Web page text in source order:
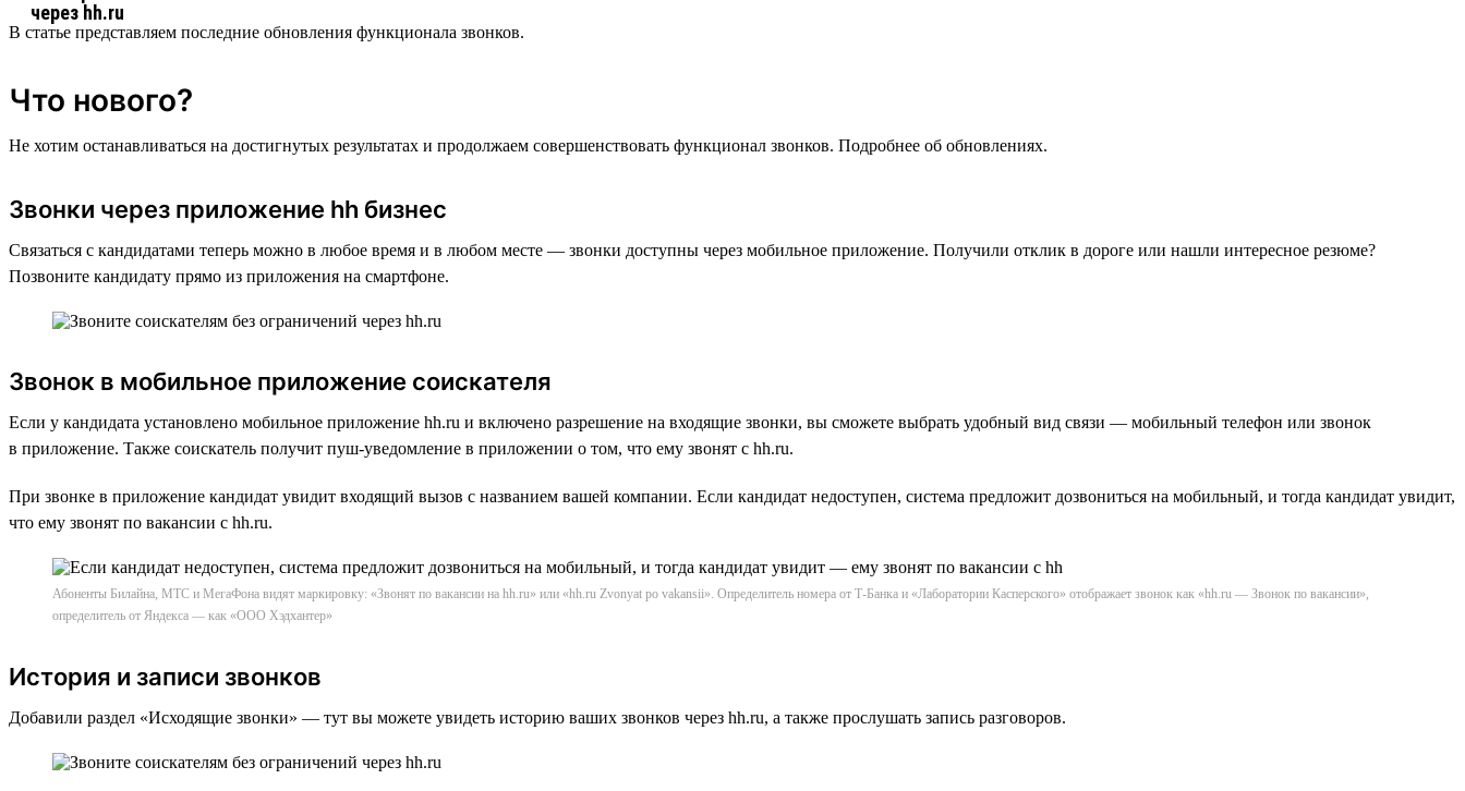
В статье представляем последние обновления функционала звонков.
Что нового?
Не хотим останавливаться на достигнутых результатах и продолжаем совершенствовать функционал звонков. Подробнее об обновлениях.
Звонки через приложение hh бизнес
Связаться с кандидатами теперь можно в любое время и в любом месте — звонки доступны через мобильное приложение. Получили отклик в дороге или нашли интересное резюме?
Позвоните кандидату прямо из приложения на смартфоне.
Звонок в мобильное приложение соискателя
Если у кандидата установлено мобильное приложение hh.ru и включено разрешение на входящие звонки, вы сможете выбрать удобный вид связи — мобильный телефон или звонок
в приложение. Также соискатель получит пуш-уведомление в приложении о том, что ему звонят с hh.ru.
При звонке в приложение кандидат увидит входящий вызов с названием вашей компании. Если кандидат недоступен, система предложит дозвониться на мобильный, и тогда кандидат увидит,
что ему звонят по вакансии с hh.ru.
Абоненты Билайна, МТС и МегаФона видят маркировку: «Звонят по вакансии на hh.ru» или «hh.ru Zvonyat po vakansii». Определитель номера от Т-Банка и «Лаборатории Касперского» отображает звонок как «hh.ru — Звонок по вакансии»,
определитель от Яндекса — как «ООО Хэдхантер»
История и записи звонков
Добавили раздел «Исходящие звонки» — тут вы можете увидеть историю ваших звонков через hh.ru, а также прослушать запись разговоров.